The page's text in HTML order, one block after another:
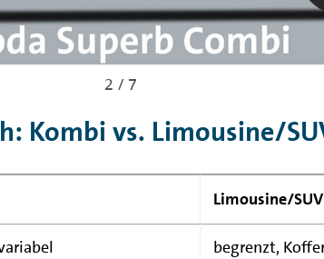
Kombi vs. Limousine/
Limousine/SUV
begrenzt,